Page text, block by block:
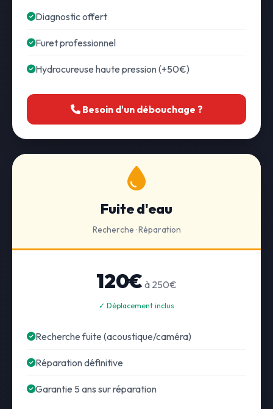
Diagnostic offert
Furet professionnel
Hydrocureuse haute pression (+50€)
Besoin d'un débouchage ?
Fuite d'eau
Recherche · Réparation
120€ à 250€
✓ Déplacement inclus
Recherche fuite (acoustique/caméra)
Réparation définitive
Garantie 5 ans sur réparation